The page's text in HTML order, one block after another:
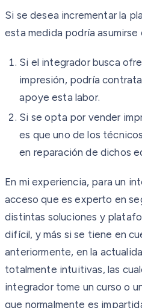
Si se desea incrementar la
esta medida podría asumirse
Si el integrador busca
impresión, podría
apoye esta labor.
Si se opta por vender
es que uno de los
en reparación de dichos
En mi experiencia, para un
acceso que es experto en
distintas soluciones y
difícil, y más si se tiene en
anteriormente, en la
totalmente intuitivas, las
integrador tome un curso o
que normalmente es